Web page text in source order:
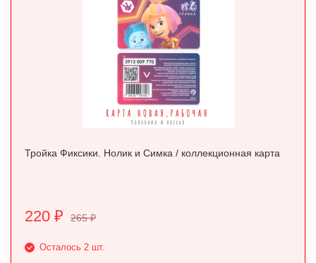
Тройка Фиксики. Нолик и Симка / коллекционная карта
220 ₽ 265₽
Осталось 2 шт.